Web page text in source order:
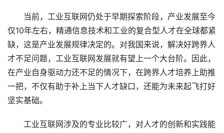
当前，工业互联网仍处于早期探索阶段，产业发展至今
仅10年左右，精通信息技术和工业的复合型人才在全球都紧
缺，这是产业发展规律决定的。对我国来说，解决好跨界人
才不足问题，工业互联网发展就有望上一个大台阶。因此，
在产业自身驱动力还不足的情况下，在跨界人才培养上助推
一把，不仅有助于补上当下人才缺口，还能为未来起飞打好
坚实基础。
工业互联网涉及的专业比较广，对人才的创新和实践能